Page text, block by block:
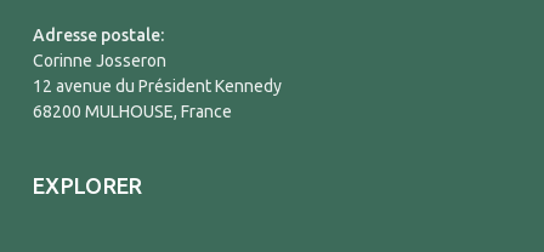
Adresse postale:
Corinne Josseron
12 avenue du Président Kennedy
68200 MULHOUSE, France
EXPLORER